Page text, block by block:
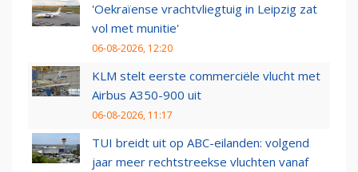
'Oekraïense vrachtvliegtuig in Leipzig zat
vol met munitie'
06-08-2026, 12:20
KLM stelt eerste commerciële vlucht met
Airbus A350-900 uit
06-08-2026, 11:17
TUI breidt uit op ABC-eilanden: volgend
jaar meer rechtstreekse vluchten vanaf